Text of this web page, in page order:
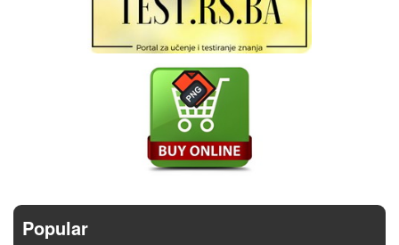
Popular